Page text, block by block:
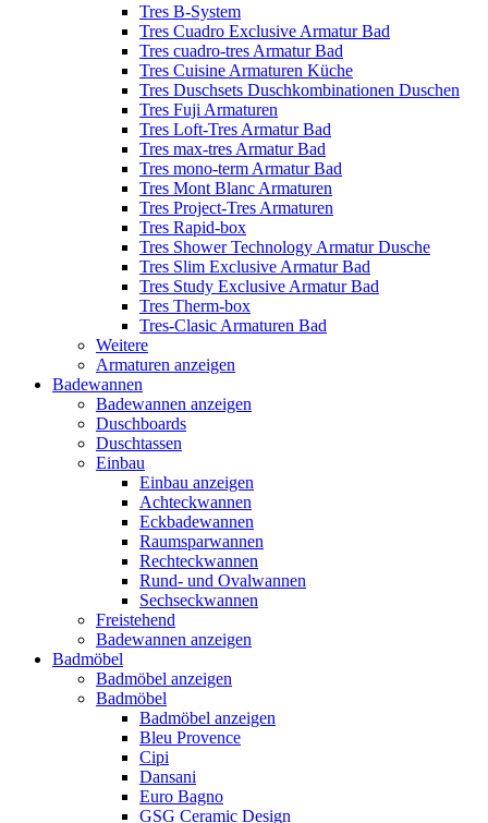
Tres B-System
Tres Cuadro Exclusive Armatur Bad
Tres cuadro-tres Armatur Bad
Tres Cuisine Armaturen Küche
Tres Duschsets Duschkombinationen Duschen
Tres Fuji Armaturen
Tres Loft-Tres Armatur Bad
Tres max-tres Armatur Bad
Tres mono-term Armatur Bad
Tres Mont Blanc Armaturen
Tres Project-Tres Armaturen
Tres Rapid-box
Tres Shower Technology Armatur Dusche
Tres Slim Exclusive Armatur Bad
Tres Study Exclusive Armatur Bad
Tres Therm-box
Tres-Clasic Armaturen Bad
Weitere
Armaturen anzeigen
Badewannen
Badewannen anzeigen
Duschboards
Duschtassen
Einbau
Einbau anzeigen
Achteckwannen
Eckbadewannen
Raumsparwannen
Rechteckwannen
Rund- und Ovalwannen
Sechseckwannen
Freistehend
Badewannen anzeigen
Badmöbel
Badmöbel anzeigen
Badmöbel
Badmöbel anzeigen
Bleu Provence
Cipi
Dansani
Euro Bagno
GSG Ceramic Design